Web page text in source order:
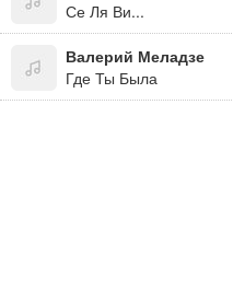
Се Ля Ви...
Валерий Меладзе
Где Ты Была